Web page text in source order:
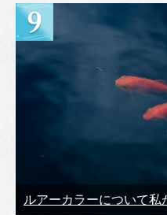
ルアーカラーについて私